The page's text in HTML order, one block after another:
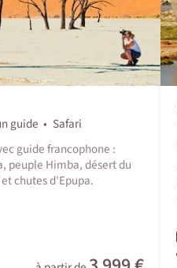
guide
Safari
guide francophone :
peuple Himba, désert du
chutes d'Epupa.